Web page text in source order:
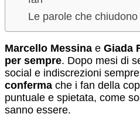
Le parole che
Marcello Messina e Giada
per sempre. Dopo mesi di
social e indiscrezioni
conferma che i fan della
puntuale e spietata, come
sanno essere.